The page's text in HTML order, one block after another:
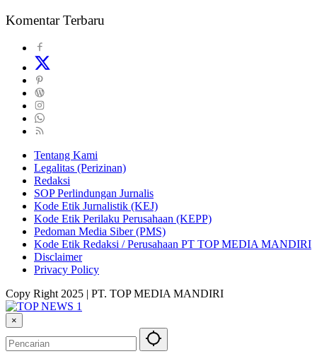
Komentar Terbaru
Tentang Kami
Legalitas (Perizinan)
Redaksi
SOP Perlindungan Jurnalis
Kode Etik Jurnalistik (KEJ)
Kode Etik Perilaku Perusahaan (KEPP)
Pedoman Media Siber (PMS)
Kode Etik Redaksi / Perusahaan PT TOP MEDIA MANDIRI
Disclaimer
Privacy Policy
Copy Right 2025 | PT. TOP MEDIA MANDIRI
×